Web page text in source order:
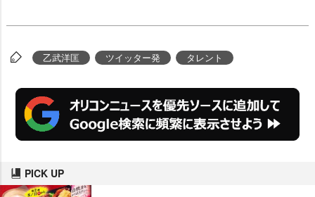
乙武洋匡 ツイッター発 タレント
PICK UP